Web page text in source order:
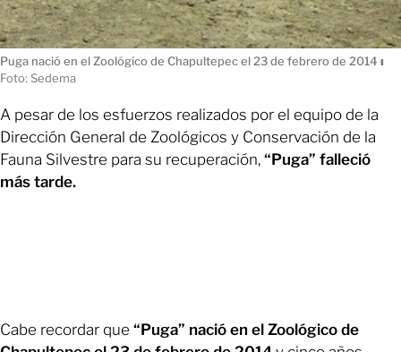
Puga nació en el Zoológico de Chapultepec el 23 de febrero de 2014 ı
Foto: Sedema
A pesar de los esfuerzos realizados por el equipo de la
Dirección General de Zoológicos y Conservación de la
Fauna Silvestre para su recuperación, “Puga” falleció
más tarde.
Cabe recordar que “Puga” nació en el Zoológico de